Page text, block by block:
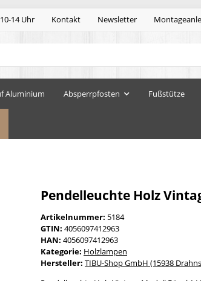
14 Uhr Kontakt Newsletter
Aluminium Absperrpfosten Fußstütze
Pendelleuchte Holz
Artikelnummer: 5184
GTIN: 4056097412963
HAN: 4056097412963
Kategorie: Holzlampen
Hersteller: TIBU-Shop GmbH (15938